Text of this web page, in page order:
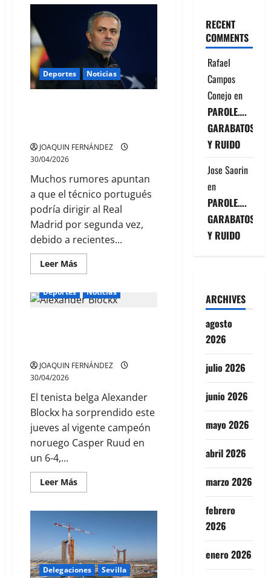
SURNE
BILBAO
BASKET
GANA
POR
SEGUNDA
LA
FIBA
EUROPE
Deportes Noticias
JOAQUIN FERNÁNDEZ
30/04/2026
Muchos rumores apuntan
a que el técnico portugués
podría dirigir al Real
Madrid por segunda vez,
debido a recientes...
Leer MásLeer
más
JOSÉ
MOURINHO
REAL
LALIGA
Deportes Noticias
JOAQUIN FERNÁNDEZ
30/04/2026
El tenista belga Alexander
Blockx ha sorprendido este
jueves al vigente campeón
noruego Casper Ruud en
un 6-4,...
Leer MásLeer
más
SUPERA
AL
ACTUAL
CAMPEÓN
RUUD
EN
EL
Delegaciones
Sevilla
RECENT
COMMENTS
Rafael
Campos
Conejo en
PAROLE….
GARABATOS
Y RUIDO
Jose Saorin
en
PAROLE….
GARABATOS
Y RUIDO
ARCHIVES
agosto
2026
julio 2026
junio 2026
mayo 2026
abril 2026
marzo 2026
febrero
2026
enero 2026